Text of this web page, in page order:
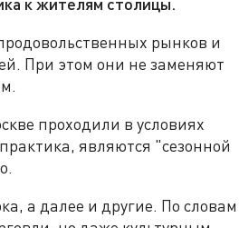
рынков и
При этом они не заменяют
проходили в условиях
являются "сезонной
а далее и другие. По словам